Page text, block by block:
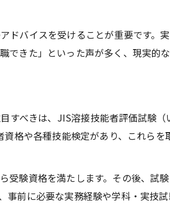
が選択すべき資格と方法
溶接の将来性を広げる秘訣
溶接工のキャリアパス
度とTig溶接の立ち位置
見るTig溶接の将来展望
務の現実
バイスを受けることが重要です。
きた」といった声が多く、現実的
べきは、JIS溶接技能者評価試験
格や各種技能検定があり、これら
験資格を満たします。その後、試
前に必要な実務経験や学科・実技